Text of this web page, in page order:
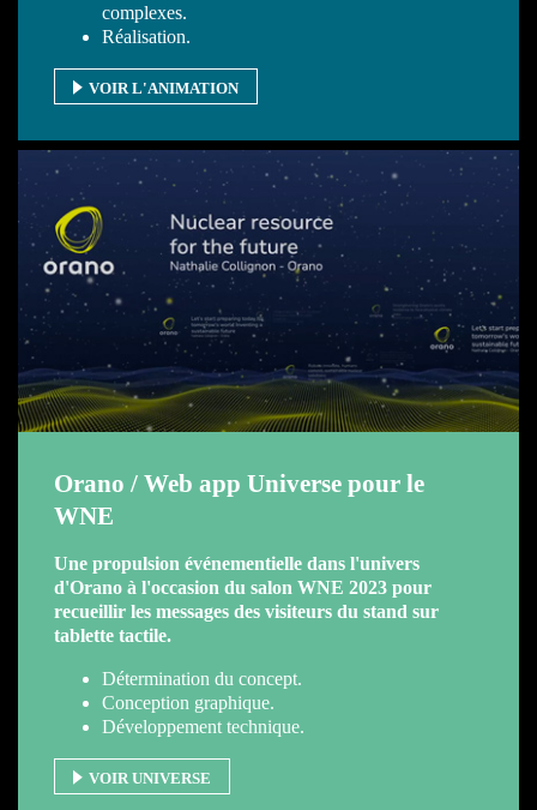
complexes.
Réalisation.
VOIR L'ANIMATION
Orano / Web app Universe pour le
WNE
Une propulsion événementielle dans l'univers
d'Orano à l'occasion du salon WNE 2023 pour
recueillir les messages des visiteurs du stand sur
tablette tactile.
Détermination du concept.
Conception graphique.
Développement technique.
VOIR UNIVERSE